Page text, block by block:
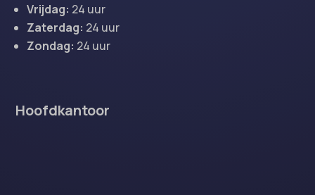
Vrijdag: 24 uur
Zaterdag: 24 uur
Zondag: 24 uur
Hoofdkantoor